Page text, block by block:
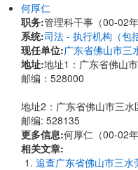
何厚仁
职务:管理科干事（00-02
系统:司法 - 执行机构（包
现任单位:广东省佛山市三
地址:地址1：广东省佛山
邮编：528000
地址2：广东省佛山市三
邮编: 528135
更多信息:何厚仁（00-02
相关文章:
追查广东省佛山市三